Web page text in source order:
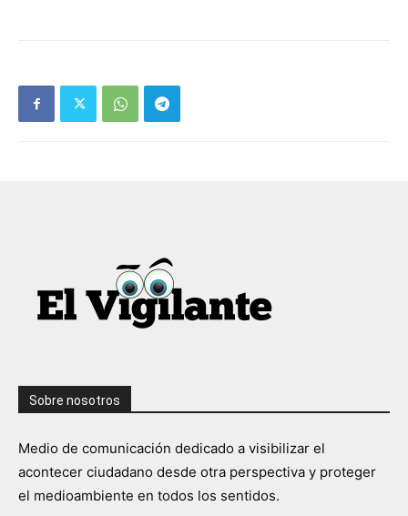
Sobre nosotros
Medio de comunicación dedicado a visibilizar el
acontecer ciudadano desde otra perspectiva y proteger
el medioambiente en todos los sentidos.